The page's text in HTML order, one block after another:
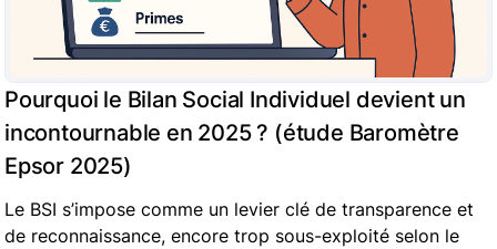
Pourquoi le Bilan Social Individuel devient un
incontournable en 2025 ? (étude Baromètre
Epsor 2025)
Le BSI s’impose comme un levier clé de transparence et
de reconnaissance, encore trop sous-exploité selon le